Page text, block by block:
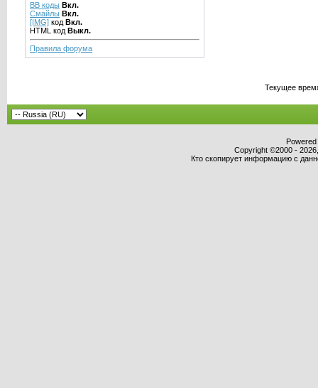
BB коды Вкл.
Смайлы Вкл.
[IMG]код Вкл.
HTML код Выкл.
Правила форума
Текущее
Copyright ©2000 -
Кто скопирует информацию с